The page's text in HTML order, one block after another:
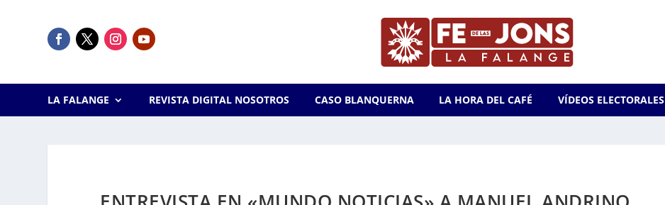
LA FALANGE REVISTA DIGITAL NOSOTROS CASO BLANQUERNA LA HORA DEL CAFÉ VÍDEOS ELECTORALES